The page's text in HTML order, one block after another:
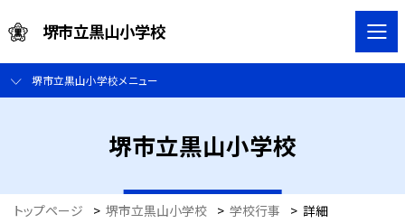
堺市立黒山小学校
堺市立黒山小学校メニュー
堺市立黒山小学校
トップページ > 堺市立黒山小学校 > 学校行事 > 詳細